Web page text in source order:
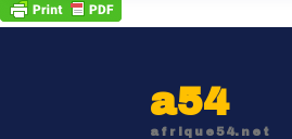
a54
afrique54.net